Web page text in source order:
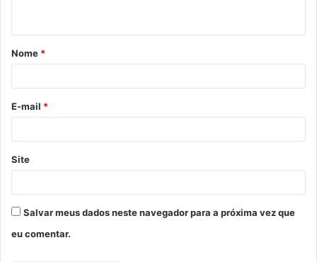
á
r
*
Nome *
E-mail *
Site
Salvar meus dados neste navegador para a próxima vez que
eu comentar.